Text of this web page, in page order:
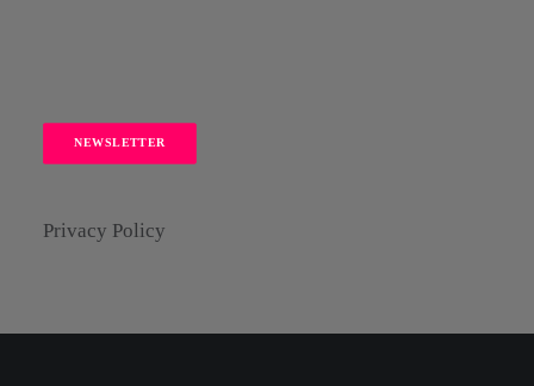
NEWSLETTER
Privacy Policy